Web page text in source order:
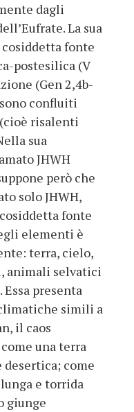
dagli
La sua
fonte
postesilica (V
(Gen 2,4b-
confluiti
risalenti
sua
JHWH
però che
solo JHWH,
fonte
elementi è
terra, cielo,
animali selvatici
presenta
simili a
il caos
una terra
desertica; come
e torrida
giunge